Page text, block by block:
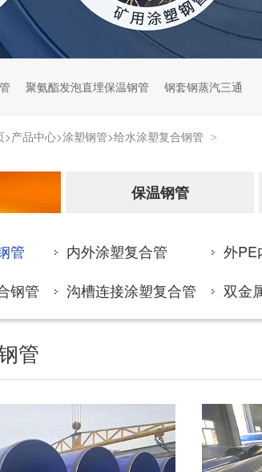
聚氨酯发泡直埋保温钢管 钢套钢蒸汽三通
>产品中心>涂塑钢管>给水涂塑复合钢管 >
管 内外涂塑复合管 外PE
钢管
沟槽连接涂塑复合管 双金
保温钢管
管